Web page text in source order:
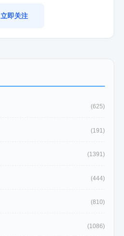
立即关注
(625)
(191)
(1391)
(444)
(810)
(1086)